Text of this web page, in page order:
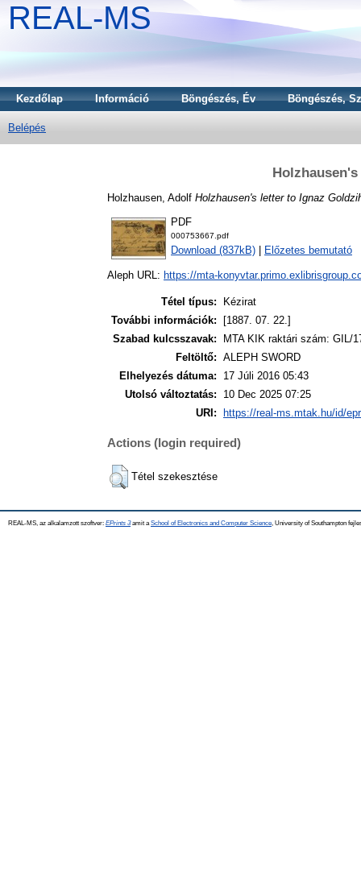
REAL-MS
Kezdőlap Információ Böngészés, Év Böngészés,
Belépés
Holzhausen, Adolf Holzhausen's letter to Ignaz
PDF
000753667.pdf
Download (837kB) Előzetes bemutató
Aleph URL: https://mta-
Tétel típus:
Kézirat
További információk:
[1887. 07. 22.]
Szabad kulcsszavak:
MTA KIK raktári szám: GIL/
Feltöltő: ALEPH SWORD
Elhelyezés dátuma:
17 Júli 2016 05:43
Utolsó változtatás:
10 Dec 2025 07:25
URI:
https://real-ms.mtak.hu/id/
Actions (login required)
Tétel szekesztése
REAL-MS, az alkalamzott szoftver: EPrints 3amit a School of Electronics and Computer Science , University of Southampton